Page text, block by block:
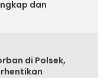
dan
di Polsek,